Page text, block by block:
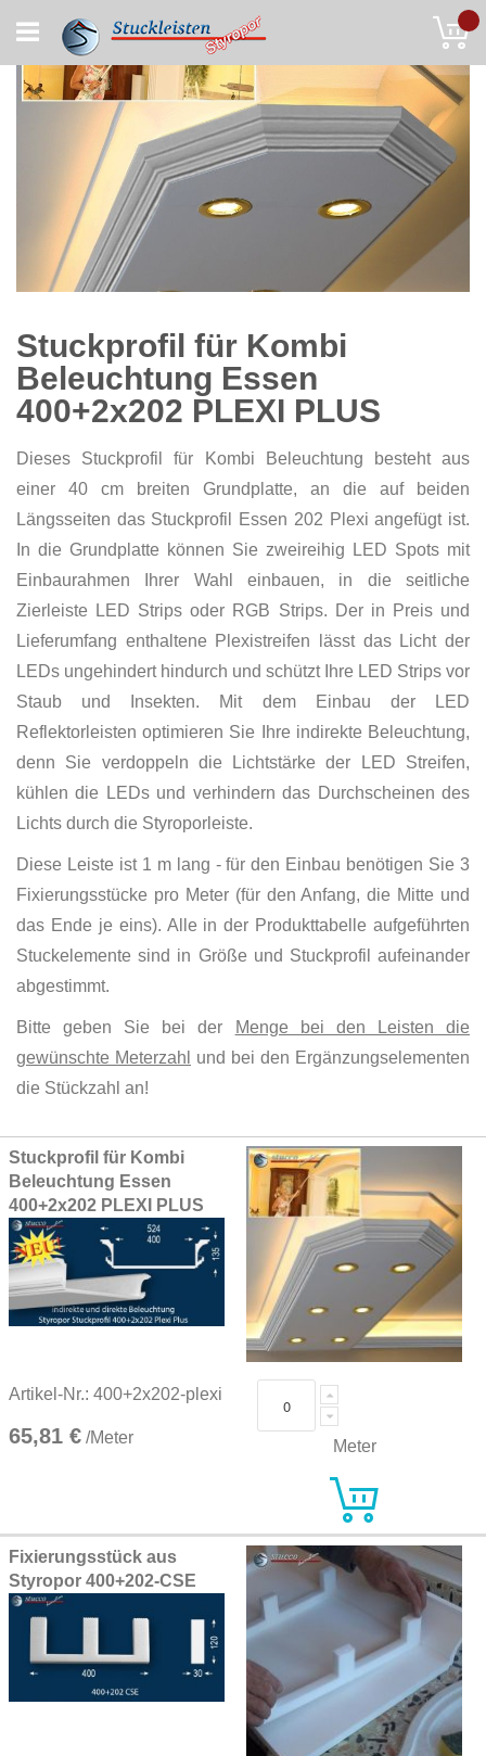
to
Content
Stuckprofil für Kombi
Beleuchtung Essen
400+2x202 PLEXI PLUS
Dieses Stuckprofil für Kombi Beleuchtung besteht aus
einer 40 cm breiten Grundplatte, an die auf beiden
Längsseiten das Stuckprofil Essen 202 Plexi angefügt ist.
In die Grundplatte können Sie zweireihig LED Spots mit
Einbaurahmen Ihrer Wahl einbauen, in die seitliche
Zierleiste LED Strips oder RGB Strips. Der in Preis und
Lieferumfang enthaltene Plexistreifen lässt das Licht der
LEDs ungehindert hindurch und schützt Ihre LED Strips vor
Staub und Insekten. Mit dem Einbau der LED
Reflektorleisten optimieren Sie Ihre indirekte Beleuchtung,
denn Sie verdoppeln die Lichtstärke der LED Streifen,
kühlen die LEDs und verhindern das Durchscheinen des
Lichts durch die Styroporleiste.
Diese Leiste ist 1 m lang - für den Einbau benötigen Sie 3
Fixierungsstücke pro Meter (für den Anfang, die Mitte und
das Ende je eins). Alle in der Produkttabelle aufgeführten
Stuckelemente sind in Größe und Stuckprofil aufeinander
abgestimmt.
Bitte geben Sie bei der
Menge bei den Leisten die
gewünschte Meterzahl
und bei den Ergänzungselementen
die Stückzahl an!
Grouped
product
items
Stuckprofil für Kombi
Beleuchtung Essen
400+2x202 PLEXI PLUS
Artikel-Nr.: 400+2x202-plexi
65,81 € /Meter Meter
Fixierungsstück aus
Styropor 400+202-CSE